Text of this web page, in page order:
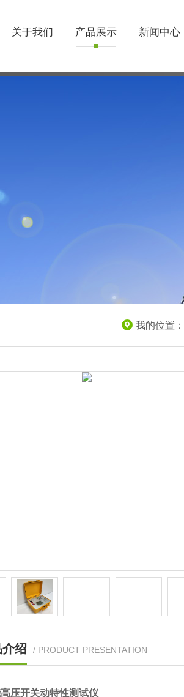
关于我们 产品展示 新闻中心
我的位置：
绍 / PRODUCT PRESENTATION
压开关动特性测试仪